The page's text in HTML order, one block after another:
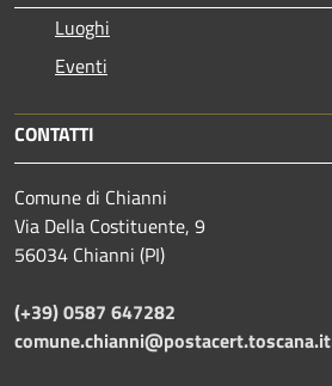
Luoghi
Eventi
CONTATTI
Comune di Chianni
Via Della Costituente, 9
56034 Chianni (PI)
(+39) 0587 647282
comune.chianni@postacert.toscana.it